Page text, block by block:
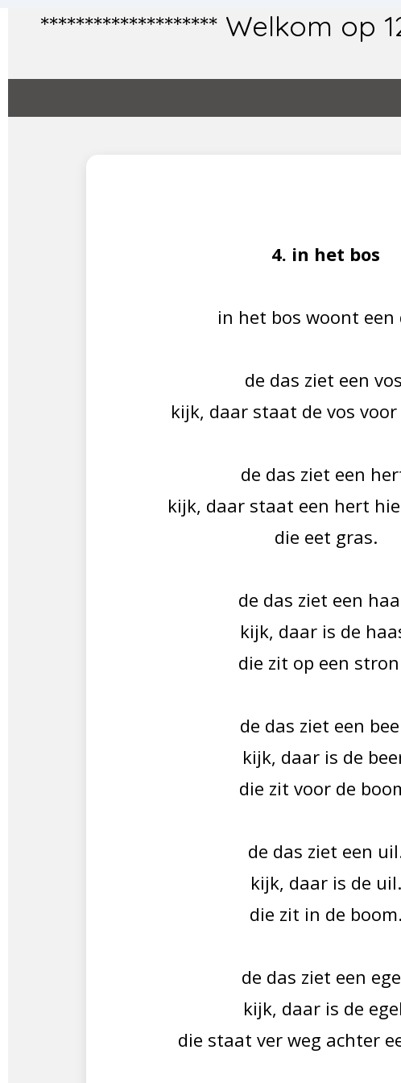
******************** Welkom
4. in het bos
in het bos woont een
de das ziet een
kijk, daar staat de vos
de das ziet een
kijk, daar staat een hert
die eet gras.
de das ziet een
kijk, daar is de
die zit op een
de das ziet een
kijk, daar is de
die zit voor de
de das ziet een
kijk, daar is de uil.
die zit in de boom.
de das ziet een
kijk, daar is de
die staat ver weg achter